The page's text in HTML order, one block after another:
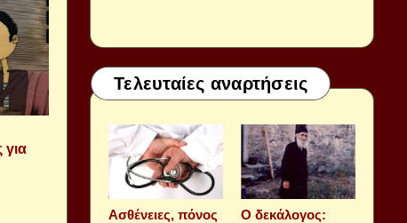
για
Τελευταίες αναρτήσεις
Aσθένειες, πόνος
Ο δεκάλογος: